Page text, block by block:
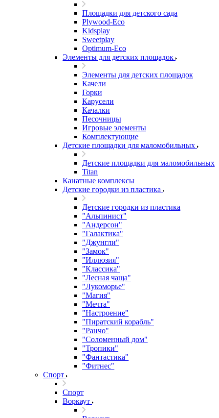
Площадки для детского сада
Plywood-Eco
Kidsplay
Sweetplay
Оptimum-Еco
Элементы для детских площадок
Элементы для детских площадок
Качели
Горки
Карусели
Качалки
Песочницы
Игровые элементы
Комплектующие
Детские площадки для маломобильных
Детские площадки для маломобильных
Titan
Канатные комплексы
Детские городки из пластика
Детские городки из пластика
"Альпинист"
"Андерсон"
"Галактика"
"Джунгли"
"Замок"
"Иллюзия"
"Классика"
"Лесная чаща"
"Лукоморье"
"Магия"
"Мечта"
"Настроение"
"Пиратский корабль"
"Ранчо"
"Соломенный дом"
"Тропики"
"Фантастика"
"Фитнес"
Спорт
Спорт
Воркаут